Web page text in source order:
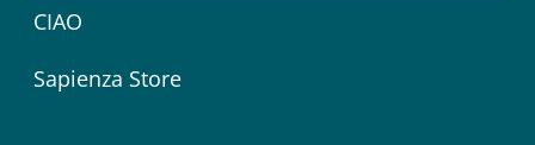
CIAO
Sapienza Store